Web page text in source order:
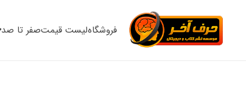
فروشگاهلیست قیمتصفر تا صد